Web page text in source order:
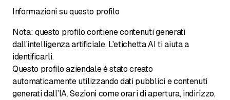
Informazioni su questo profilo
Nota: questo profilo contiene contenuti generati
dall’intelligenza artificiale. L'etichetta AI ti aiuta a
identificarli.
Questo profilo aziendale è stato creato
automaticamente utilizzando dati pubblici e contenuti
generati dall’IA. Sezioni come orari di apertura, indirizzo,